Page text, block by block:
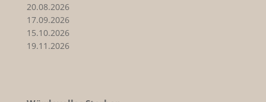
20.08.2026
17.09.2026
15.10.2026
19.11.2026